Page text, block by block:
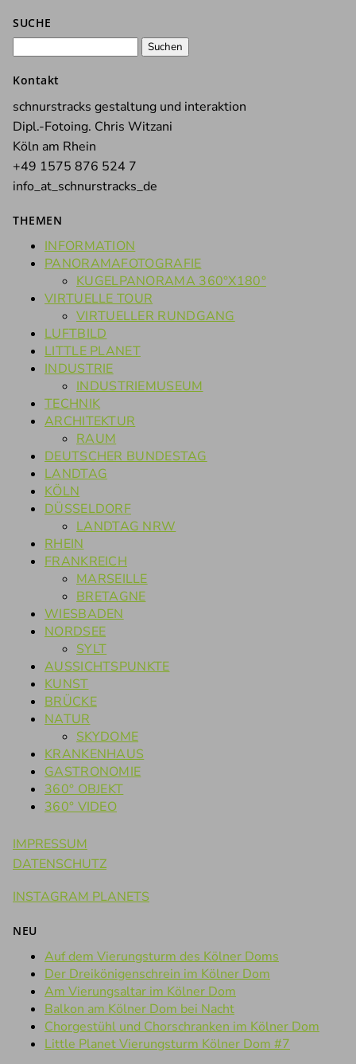
SUCHE
Kontakt
schnurstracks gestaltung und interaktion
Dipl.-Fotoing. Chris Witzani
Köln am Rhein
+49 1575 876 524 7
info_at_schnurstracks_de
THEMEN
INFORMATION
PANORAMAFOTOGRAFIE
KUGELPANORAMA 360°X180°
VIRTUELLE TOUR
VIRTUELLER RUNDGANG
LUFTBILD
LITTLE PLANET
INDUSTRIE
INDUSTRIEMUSEUM
TECHNIK
ARCHITEKTUR
RAUM
DEUTSCHER BUNDESTAG
LANDTAG
KÖLN
DÜSSELDORF
LANDTAG NRW
RHEIN
FRANKREICH
MARSEILLE
BRETAGNE
WIESBADEN
NORDSEE
SYLT
AUSSICHTSPUNKTE
KUNST
BRÜCKE
NATUR
SKYDOME
KRANKENHAUS
GASTRONOMIE
360° OBJEKT
360° VIDEO
IMPRESSUM
DATENSCHUTZ
INSTAGRAM PLANETS
NEU
Auf dem Vierungsturm des Kölner Doms
Der Dreikönigenschrein im Kölner Dom
Am Vierungsaltar im Kölner Dom
Balkon am Kölner Dom bei Nacht
Chorgestühl und Chorschranken im Kölner Dom
Little Planet Vierungsturm Kölner Dom #7